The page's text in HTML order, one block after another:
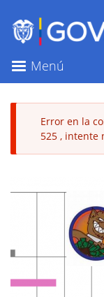
Menú
error
Error en la
525 , intente